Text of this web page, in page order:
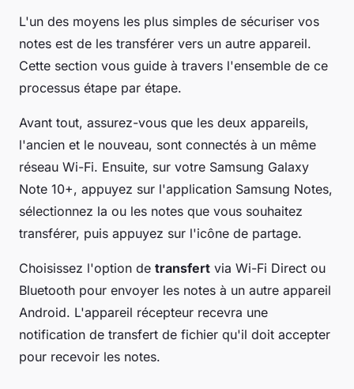
L'un des moyens les plus simples de sécuriser vos
notes est de les transférer vers un autre appareil.
Cette section vous guide à travers l'ensemble de ce
processus étape par étape.
Avant tout, assurez-vous que les deux appareils,
l'ancien et le nouveau, sont connectés à un même
réseau Wi-Fi. Ensuite, sur votre Samsung Galaxy
Note 10+, appuyez sur l'application Samsung Notes,
sélectionnez la ou les notes que vous souhaitez
transférer, puis appuyez sur l'icône de partage.
Choisissez l'option de transfert via Wi-Fi Direct ou
Bluetooth pour envoyer les notes à un autre appareil
Android. L'appareil récepteur recevra une
notification de transfert de fichier qu'il doit accepter
pour recevoir les notes.